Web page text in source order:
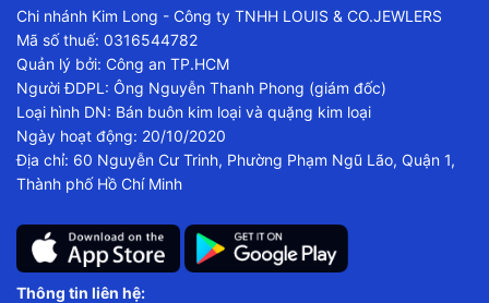
Chi nhánh Kim Long - Công ty TNHH LOUIS & CO.JEWLERS
Mã số thuế: 0316544782
Quản lý bởi: Công an TP.HCM
Người ĐDPL: Ông Nguyễn Thanh Phong (giám đốc)
Loại hình DN: Bán buôn kim loại và quặng kim loại
Ngày hoạt động: 20/10/2020
Địa chỉ: 60 Nguyễn Cư Trinh, Phường Phạm Ngũ Lão, Quận 1,
Thành phố Hồ Chí Minh
Thông tin liên hệ: